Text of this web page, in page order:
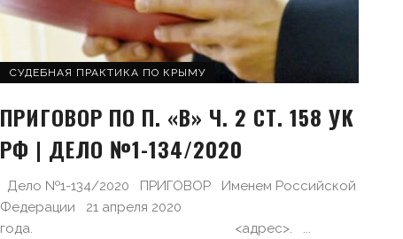
СУДЕБНАЯ ПРАКТИКА ПО КРЫМУ
ПРИГОВОР ПО П. «В» Ч. 2 СТ. 158 УК
РФ | ДЕЛО №1-134/2020
Дело №1-134/2020 ПРИГОВОР Именем Российской
Федерации 21 апреля 2020
года. <адрес>. ...